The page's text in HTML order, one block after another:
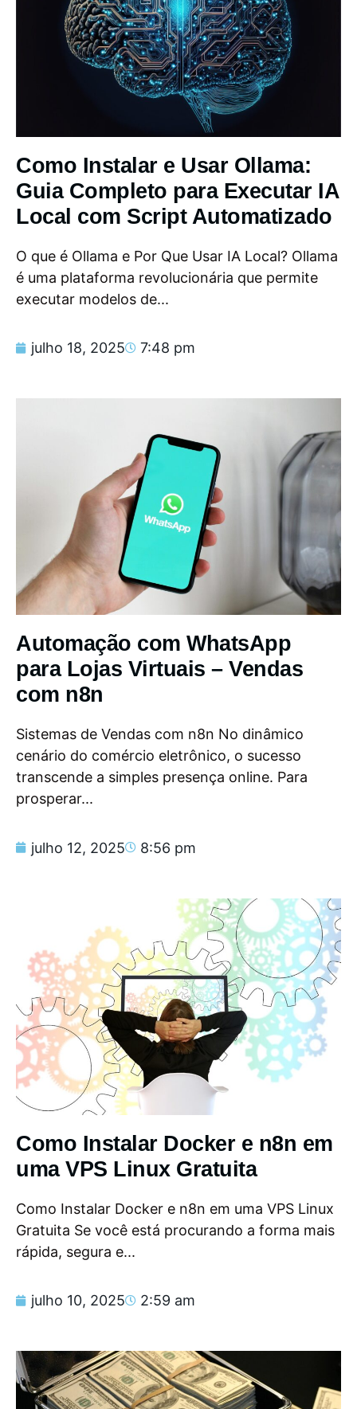
Como Instalar e Usar Ollama:
Guia Completo para Executar IA
Local com Script Automatizado
O que é Ollama e Por Que Usar IA Local? Ollama
é uma plataforma revolucionária que permite
executar modelos de...
julho 18, 2025 7:48 pm
Automação com WhatsApp
para Lojas Virtuais – Vendas
com n8n
Sistemas de Vendas com n8n No dinâmico
cenário do comércio eletrônico, o sucesso
transcende a simples presença online. Para
prosperar...
julho 12, 2025 8:56 pm
Como Instalar Docker e n8n em
uma VPS Linux Gratuita
Como Instalar Docker e n8n em uma VPS Linux
Gratuita Se você está procurando a forma mais
rápida, segura e...
julho 10, 2025 2:59 am